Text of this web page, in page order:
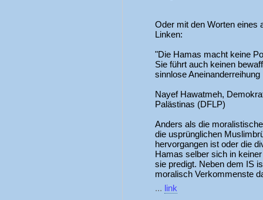
Oder mit den Worten eines
Linken:
"Die Hamas macht keine
Sie führt auch keinen
sinnlose
Nayef Hawatmeh,
Palästinas (DFLP)
Anders als die
die usprünglichen
hervorgangen ist oder die
Hamas selber sich in
sie predigt. Neben dem IS
moralisch Verkommenste
... link